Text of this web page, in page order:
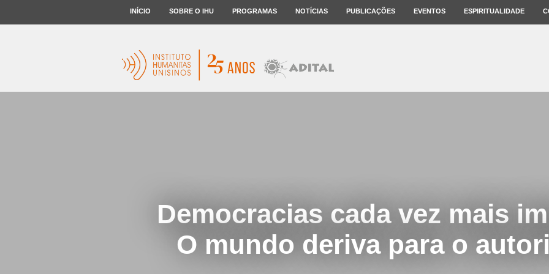
INÍCIO SOBRE O IHU PROGRAMAS NOTÍCIAS PUBLICAÇÕES EVENTOS ESPIRITUALIDADE
Democracias cada vez mais
O mundo deriva para o